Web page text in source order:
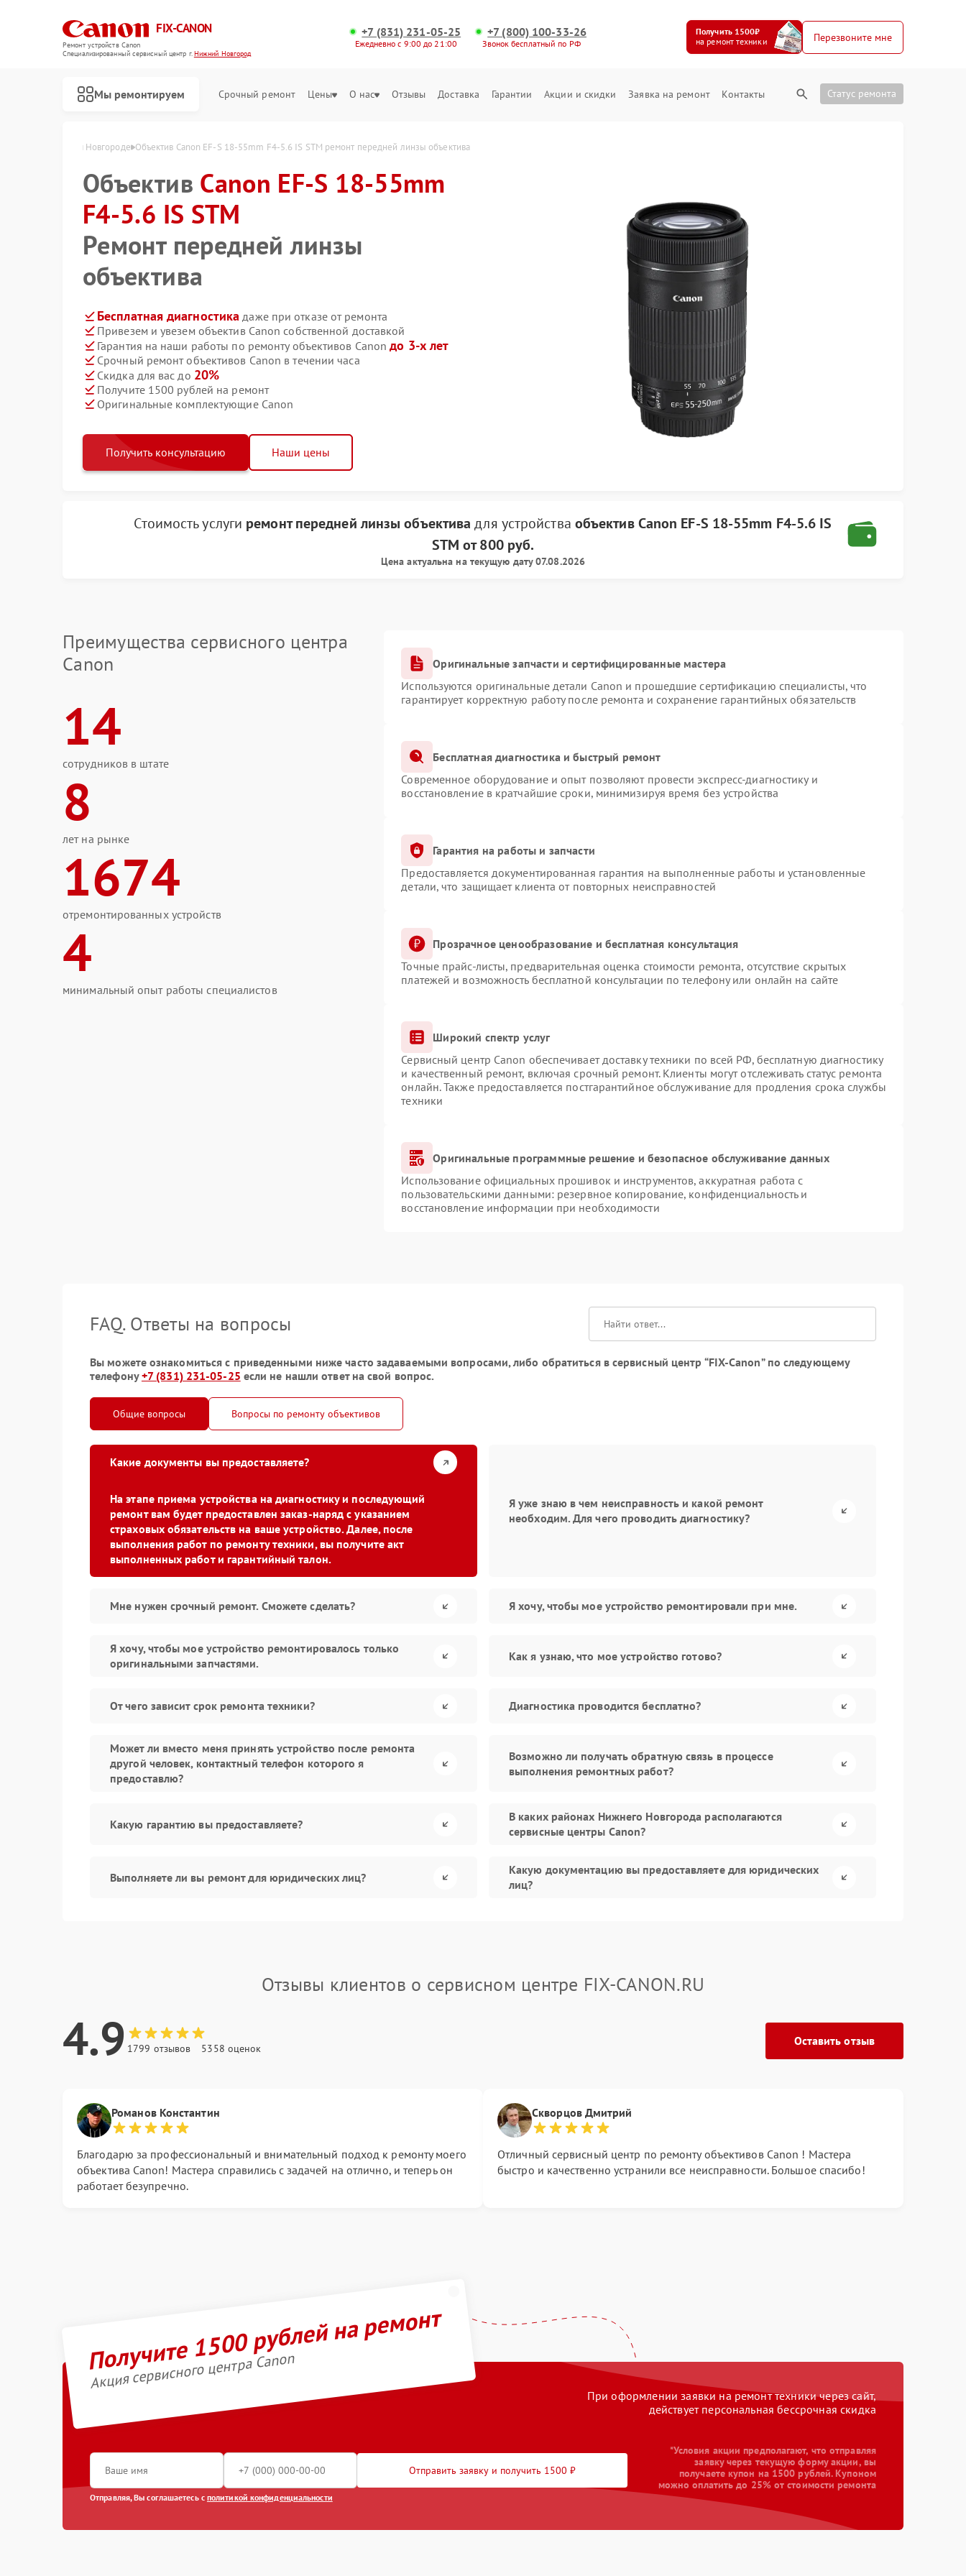
FIX-CANON
Ремонт устройств Canon
Специализированный cервисный центр г.Нижний Новгород
+7 (831) 231-05-25
Ежедневно с 9:00 до 21:00
+7 (800) 100-33-26
Звонок бесплатный по РФ
Получить 1500₽
на ремонт техники
Перезвоните мне
Мы ремонтируем Срочный ремонт Цены О нас Отзывы Доставка Гарантии Акции и скидки Заявка на ремонт Контакты Статус ремонта
IS STM в Нижнем Новгороде Объектив Canon EF-S 18-55mm F4-5.6 IS STM ремонт передней линзы объектива
Объектив Canon EF-S 18-55mm
F4-5.6 IS STM
Ремонт передней линзы
объектива
Бесплатная диагностика даже при отказе от ремонта
Привезем и увезем объектив Canon собственной доставкой
Гарантия на наши работы по ремонту объективов Canonдо 3-х лет
Срочный ремонт объективов Canon в течении часа
Скидка для вас до 20%
Получите 1500 рублей на ремонт
Оригинальные комплектующие Canon
Получить консультацию Наши цены
Стоимость услуги ремонт передней линзы объектива для устройства объектив Canon EF-S 18-55mm F4-5.6 IS
STMот800 руб.
Цена актуальна на текущую дату 07.08.2026
Преимущества сервисного центра
Canon
14
сотрудников в штате
8
лет на рынке
1674
отремонтированных устройств
4
минимальный опыт работы специалистов
Оригинальные запчасти и сертифицированные мастера
Используются оригинальные детали Canon и прошедшие сертификацию специалисты, что
гарантирует корректную работу после ремонта и сохранение гарантийных обязательств
Бесплатная диагностика и быстрый ремонт
Современное оборудование и опыт позволяют провести экспресс-диагностику и
восстановление в кратчайшие сроки, минимизируя время без устройства
Гарантия на работы и запчасти
Предоставляется документированная гарантия на выполненные работы и установленные
детали, что защищает клиента от повторных неисправностей
Прозрачное ценообразование и бесплатная консультация
Точные прайс-листы, предварительная оценка стоимости ремонта, отсутствие скрытых
платежей и возможность бесплатной консультации по телефону или онлайн на сайте
Широкий спектр услуг
Сервисный центр Canon обеспечивает доставку техники по всей РФ, бесплатную диагностику
и качественный ремонт, включая срочный ремонт. Клиенты могут отслеживать статус ремонта
онлайн. Также предоставляется постгарантийное обслуживание для продления срока службы
техники
Оригинальные программные решение и безопасное обслуживание данных
Использование официальных прошивок и инструментов, аккуратная работа с
пользовательскими данными: резервное копирование, конфиденциальность и
восстановление информации при необходимости
FAQ. Ответы на вопросы
Вы можете ознакомиться с приведенными ниже часто задаваемыми вопросами, либо обратиться в сервисный центр “FIX-Canon” по следующему
телефону+7 (831) 231-05-25 если не нашли ответ на свой вопрос.
Общие вопросы Вопросы по ремонту объективов
Какие документы вы предоставляете?
На этапе приема устройства на диагностику и последующий
ремонт вам будет предоставлен заказ-наряд с указанием
страховых обязательств на ваше устройство. Далее, после
выполнения работ по ремонту техники, вы получите акт
выполненных работ и гарантийный талон.
Я уже знаю в чем неисправность и какой ремонт
необходим. Для чего проводить диагностику?
Мне нужен срочный ремонт. Сможете сделать? Я хочу, чтобы мое устройство ремонтировали при мне.
Я хочу, чтобы мое устройство ремонтировалось только
оригинальными запчастями.
Как я узнаю, что мое устройство готово?
От чего зависит срок ремонта техники? Диагностика проводится бесплатно?
Может ли вместо меня принять устройство после ремонта
другой человек, контактный телефон которого я
предоставлю?
Возможно ли получать обратную связь в процессе
выполнения ремонтных работ?
Какую гарантию вы предоставляете?
В каких районах Нижнего Новгорода располагаются
сервисные центры Canon?
Выполняете ли вы ремонт для юридических лиц?
Какую документацию вы предоставляете для юридических
лиц?
Отзывы клиентов о сервисном центре FIX-CANON.RU
4.9 1799 отзывов 5358 оценок
Оставить отзыв
Романов Константин
Благодарю за профессиональный и внимательный подход к ремонту моего
объектива Canon! Мастера справились с задачей на отлично, и теперь он
работает безупречно.
Скворцов Дмитрий
Отличный сервисный центр по ремонту объективов Canon ! Мастера
быстро и качественно устранили все неисправности. Большое спасибо!
Получите 1500 рублей на ремонт
Акция сервисного центра Canon
При оформлении заявки на ремонт техники через сайт,
действует персональная бессрочная скидка
Отправить заявку и получить 1500 ₽
Отправляя, Вы соглашаетесь с политикой конфиденциальности
*Условия акции предполагают, что отправляя
заявку через текущую форму акции, вы
получаете купон на 1500 рублей. Купоном
можно оплатить до 25% от стоимости ремонта